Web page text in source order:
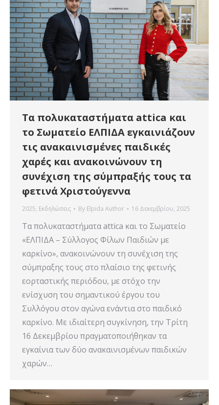
Τα πολυκαταστήματα attica και
το Σωματείο ΕΛΠΙΔΑ εγκαινιάζουν
τις ανακαινισμένες παιδικές
χαρές και ανακοινώνουν τη
συνέχιση της σύμπραξής τους τα
φετινά Χριστούγεννα
2025, Εκδηλώσεις By Elpida Author 16 Δεκεμβρίου, 2025
Τα πολυκαταστήματα attica και το Σωματείο
«ΕΛΠΙΔΑ – Σύλλογος Φίλων Παιδιών με
καρκίνο», ανακοινώνουν τη συνέχιση της
σύμπραξης τους στο πλαίσιο της φετινής
εορταστικής περιόδου, με στόχο την
ενίσχυση του σημαντικού έργου του
Συλλόγου στον αγώνα ενάντια στο παιδικό
καρκίνο. Με ιδιαίτερη συγκίνηση, την Τρίτη
16 Δεκεμβρίου πραγματοποιήθηκαν τα
εγκαίνια των δύο ανακαινισμένων παιδικών
χαρών…